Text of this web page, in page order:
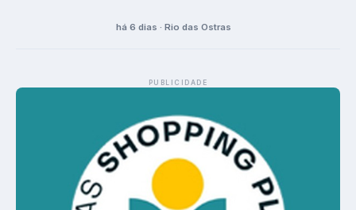
há 6 dias · Rio das Ostras
PUBLICIDADE